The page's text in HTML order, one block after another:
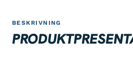
BESKRIVNING